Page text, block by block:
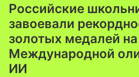
Российские
завоевали
золотых медалей на
Международной
ИИ